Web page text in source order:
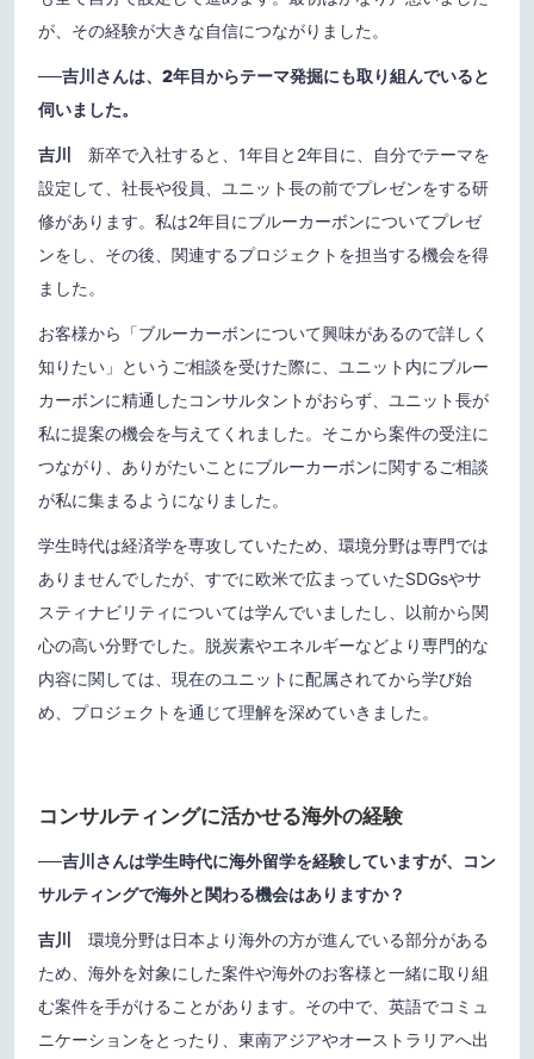
が、その経験が大きな自信につながりました。
──吉川さんは、2年目からテーマ発掘にも取り組んでいると
伺いました。
吉川
新卒で入社すると、1年目と2年目に、自分でテーマを
設定して、社長や役員、ユニット長の前でプレゼンをする研
修があります。私は2年目にブルーカーボンについてプレゼ
ンをし、その後、関連するプロジェクトを担当する機会を得
ました。
お客様から「ブルーカーボンについて興味があるので詳しく
知りたい」というご相談を受けた際に、ユニット内にブルー
カーボンに精通したコンサルタントがおらず、ユニット長が
私に提案の機会を与えてくれました。そこから案件の受注に
つながり、ありがたいことにブルーカーボンに関するご相談
が私に集まるようになりました。
学生時代は経済学を専攻していたため、環境分野は専門では
ありませんでしたが、すでに欧米で広まっていたSDGsやサ
スティナビリティについては学んでいましたし、以前から関
心の高い分野でした。脱炭素やエネルギーなどより専門的な
内容に関しては、現在のユニットに配属されてから学び始
め、プロジェクトを通じて理解を深めていきました。
コンサルティングに活かせる海外の経験
──吉川さんは学生時代に海外留学を経験していますが、コン
サルティングで海外と関わる機会はありますか？
吉川 環境分野は日本より海外の方が進んでいる部分がある
ため、海外を対象にした案件や海外のお客様と一緒に取り組
む案件を手がけることがあります。その中で、英語でコミュ
ニケーションをとったり、東南アジアやオーストラリアへ出